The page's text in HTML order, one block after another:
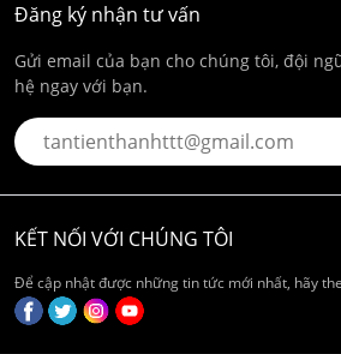
Đăng ký nhận tư vấn
Gửi email của bạn cho chúng tôi, đội
hệ ngay với bạn.
KẾT NỐI VỚI CHÚNG TÔI
Để cập nhật được những tin tức mới nhất, hãy